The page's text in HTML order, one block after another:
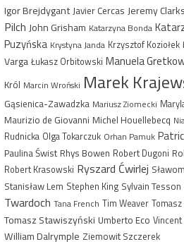
Igor Brejdygant Javier Cercas Jeremy
Pilch John Grisham Katarzyna Bonda
Puzyńska Krystyna Janda Krzysztof Koziołek
Varga Łukasz Orbitowski Manuela
Król Marcin Wroński Marek
Gąsienica-Zawadzka Mariusz Ziomecki
Maurizio de Giovanni Michel Houellebecq
Rudnicka Olga Tokarczuk Orhan Pamuk
Paulina Świst Rhys Bowen Robert Dugoni
Robert Krasowski Ryszard Ćwirlej
Stanisław Lem Stephen King Sylvain Tesson
Twardoch Tana French Tim Weaver
Tomasz Stawiszyński Umberto Eco Vincent
William Dalrymple Ziemowit Szczerek